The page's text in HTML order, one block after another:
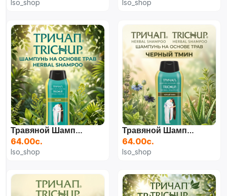
Iso_shop Iso_shop
Травяной Шампунь Trichup (Усьма), 400 Мл
64.00с.
Iso_shop
Травяной Шампунь Trichup (Черный Тмин), 400 Мл
64.00с.
Iso_shop